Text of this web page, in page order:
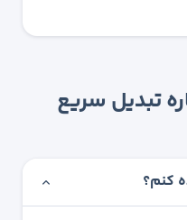
تبدیل سریع
کنم؟